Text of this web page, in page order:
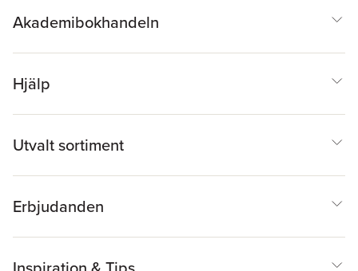
Akademibokhandeln
Hjälp
Utvalt sortiment
Erbjudanden